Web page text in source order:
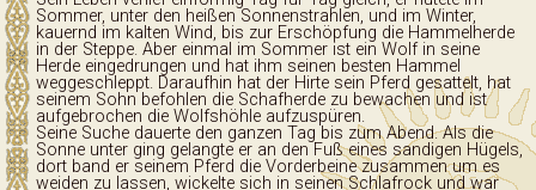
Sommer, unter den heißen Sonnenstrahlen, und im Winter,
kauernd im kalten Wind, bis zur Erschöpfung die Hammelherde
in der Steppe. Aber einmal im Sommer ist ein Wolf in seine
Herde eingedrungen und hat ihm seinen besten Hammel
weggeschleppt. Daraufhin hat der Hirte sein Pferd gesattelt, hat
seinem Sohn befohlen die Schafherde zu bewachen und ist
aufgebrochen die Wolfshöhle aufzuspüren.
Seine Suche dauerte den ganzen Tag bis zum Abend. Als die
Sonne unter ging gelangte er an den Fuß eines sandigen Hügels,
dort band er seinem Pferd die Vorderbeine zusammen um es
weiden zu lassen, wickelte sich in seinen Schlafrock und war